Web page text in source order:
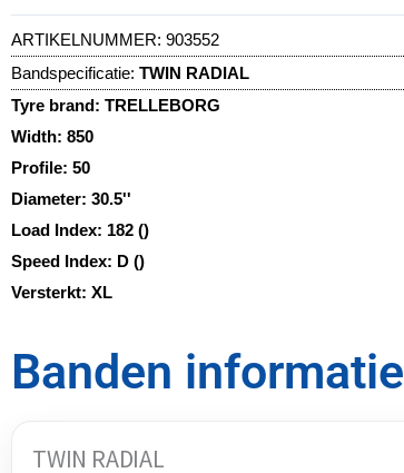
ARTIKELNUMMER: 903552
Bandspecificatie: TWIN RADIAL
Tyre brand: TRELLEBORG
Width: 850
Profile: 50
Diameter: 30.5''
Load Index: 182 ()
Speed Index: D ()
Versterkt: XL
Banden informatie
TWIN RADIAL